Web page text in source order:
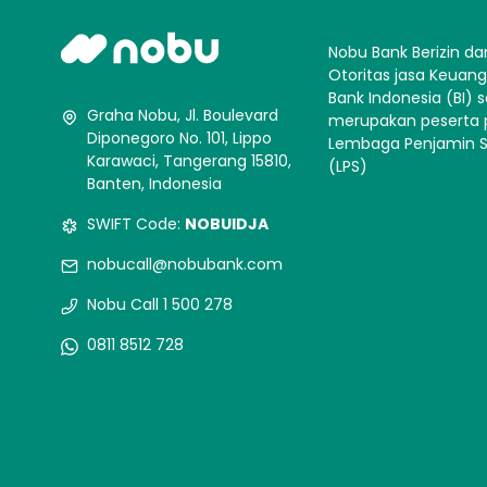
Graha Nobu, Jl. Boulevard
Diponegoro No. 101, Lippo
Karawaci, Tangerang 15810,
Banten, Indonesia
SWIFT Code: NOBUIDJA
nobucall@nobubank.com
Nobu Call 1 500 278
0811 8512 728
Nobu Bank Berizin
Otoritas jasa
Bank Indonesia (BI)
merupakan peserta
Lembaga Penjamin
(LPS)